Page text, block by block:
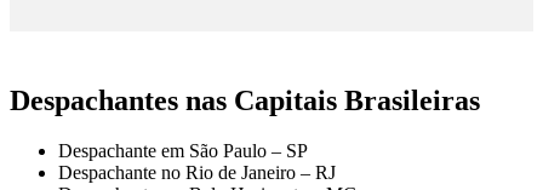
Despachantes nas Capitais Brasileiras
Despachante em São Paulo – SP
Despachante no Rio de Janeiro – RJ